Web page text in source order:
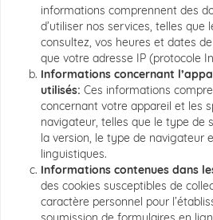
informations comprennent des
d’utiliser nos services, telles que
consultez, vos heures et dates
que votre adresse IP (protocole
Informations concernant
utilisés: Ces informations
concernant votre appareil et les
navigateur, telles que le type de
la version, le type de navigateur
linguistiques.
Informations contenues dans
des cookies susceptibles de
caractère personnel pour